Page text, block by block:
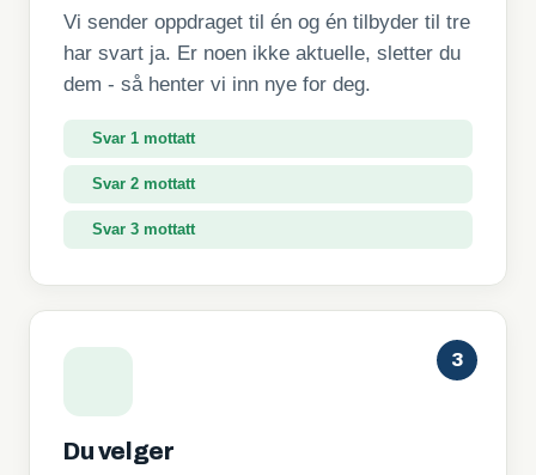
Vi sender oppdraget til én og én tilbyder til tre
har svart ja. Er noen ikke aktuelle, sletter du
dem - så henter vi inn nye for deg.
Svar 1 mottatt
Svar 2 mottatt
Svar 3 mottatt
3
Du velger